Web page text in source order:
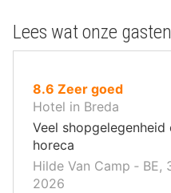
Lees wat onze
8.6 uit
10
,
Zeer goed
Hotel in Breda
Veel shopgelegenheid
horeca
Hilde Van Camp ‐ BE,
2026